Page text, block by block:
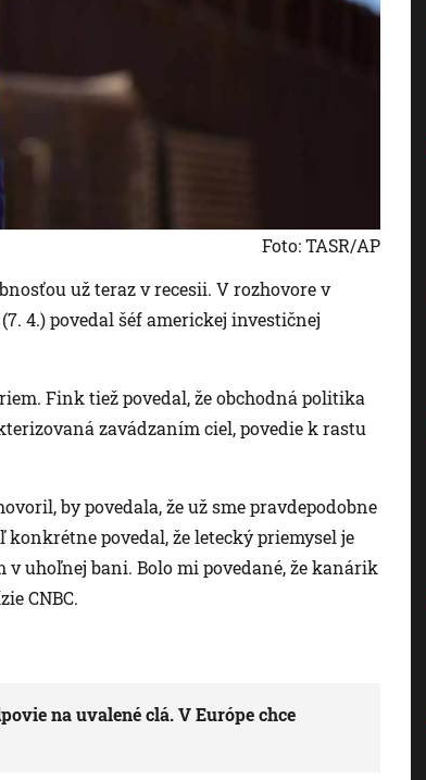
Foto: TASR/AP
už teraz v recesii. V rozhovore v
4.) povedal šéf americkej investičnej
Fink tiež povedal, že obchodná politika
zavádzaním ciel, povedie k rastu
by povedala, že už sme pravdepodobne
povedal, že letecký priemysel je
uhoľnej bani. Bolo mi povedané, že kanárik
CNBC.
na uvalené clá. V Európe chce